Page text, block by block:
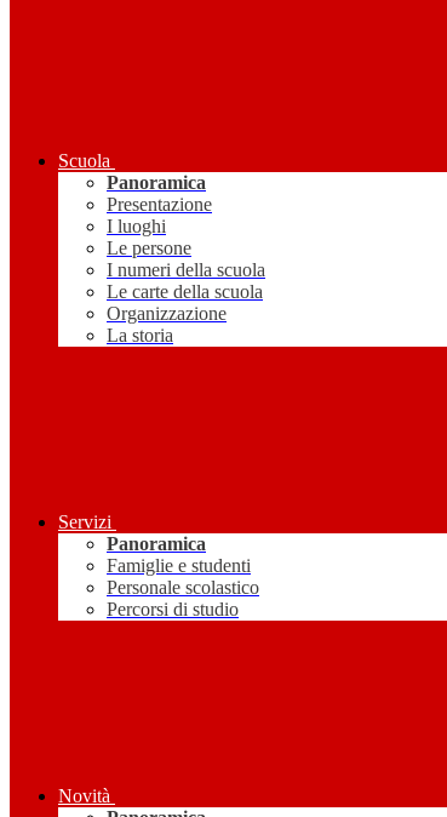
Scuola
Panoramica
Presentazione
I luoghi
Le persone
I numeri della scuola
Le carte della scuola
Organizzazione
La storia
Servizi
Panoramica
Famiglie e studenti
Personale scolastico
Percorsi di studio
Novità